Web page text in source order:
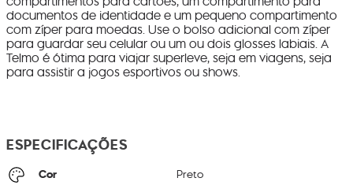
documentos de identidade e um pequeno compartimento
com zíper para moedas. Use o bolso adicional com zíper
para guardar seu celular ou um ou dois glosses labiais. A
Telmo é ótima para viajar superleve, seja em viagens, seja
para assistir a jogos esportivos ou shows.
ESPECIFICAÇÕES
Cor Preto